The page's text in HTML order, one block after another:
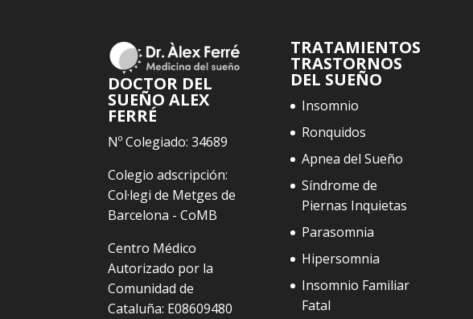
DOCTOR DEL
SUEÑO ALEX
FERRÉ
Nº Colegiado: 34689
Colegio adscripción:
Col·legi de Metges de
Barcelona - CoMB
Centro Médico
Autorizado por la
Comunidad de
Cataluña: E08609480
TRATAMIENTOS
TRASTORNOS
DEL SUEÑO
Insomnio
Ronquidos
Apnea del Sueño
Síndrome de
Piernas Inquietas
Parasomnia
Hipersomnia
Insomnio Familiar
Fatal